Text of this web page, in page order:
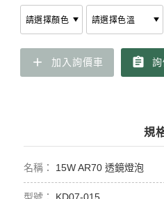
add 加入詢價車 assignment
規
15W AR70 透鏡燈泡
KD07-015